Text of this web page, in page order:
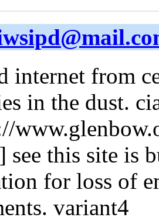
internet from
in the dust.
see this site is
for loss of
variant4